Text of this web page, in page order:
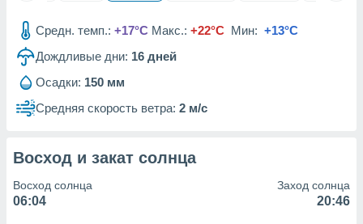
рекламы
сведения
Средн. темп.: +17°C Макс.: +22°C Мин: +13°C
Дождливые дни: 16 дней
Осадки: 150 мм
Средняя скорость ветра: 2 м/с
Восход и закат солнца
Восход солнца
06:04
Заход солнца
20:46